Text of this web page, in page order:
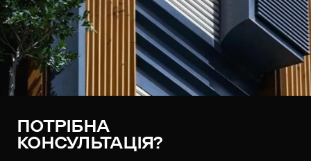
ПОТРІБНА
КОНСУЛЬТАЦІЯ?